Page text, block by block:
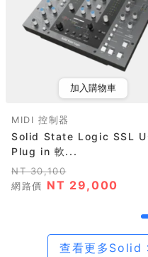
加入購物車
MIDI 控制器
Solid State Logic SSL
Plug in 軟...
NT 30,100
網路價 NT 29,000
查看更多